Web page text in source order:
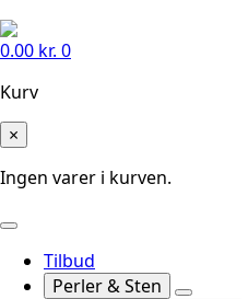
0.00 kr. 0
Kurv
×
Ingen varer i kurven.
Tilbud
Perler & Sten